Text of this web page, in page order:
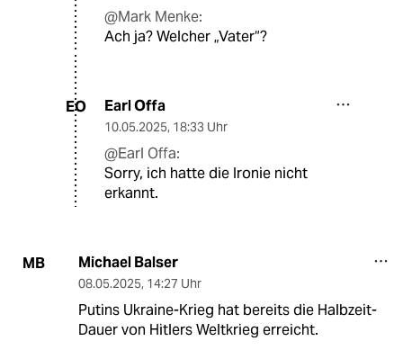
@Mark Menke:
Ach ja? Welcher „Vater“?
EO Earl Offa
10.05.2025, 18:33 Uhr
@Earl Offa:
Sorry, ich hatte die Ironie nicht
erkannt.
MB Michael Balser
08.05.2025, 14:27 Uhr
Putins Ukraine-Krieg hat bereits die Halbzeit-
Dauer von Hitlers Weltkrieg erreicht.